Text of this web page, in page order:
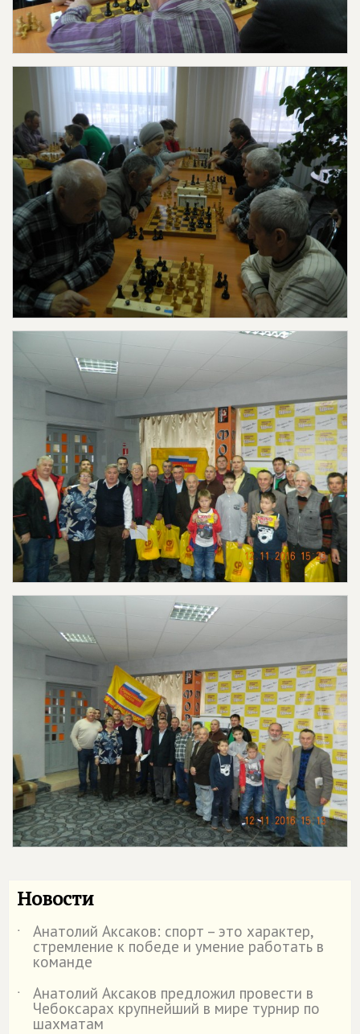
Новости
˙ Анатолий Аксаков: спорт – это характер,
стремление к победе и умение работать в
команде
˙
Анатолий Аксаков предложил провести в
Чебоксарах крупнейший в мире турнир по
шахматам